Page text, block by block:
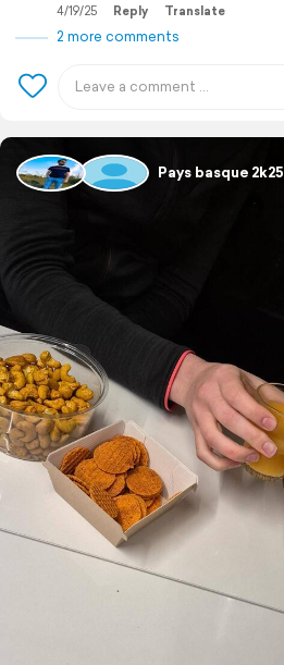
4/19/25 Reply Translate
2 more comments
Pays basque 2k25